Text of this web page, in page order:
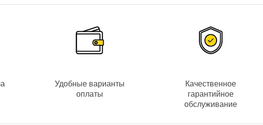
Удобные варианты
оплаты
Качественное
гарантийное
обслуживание